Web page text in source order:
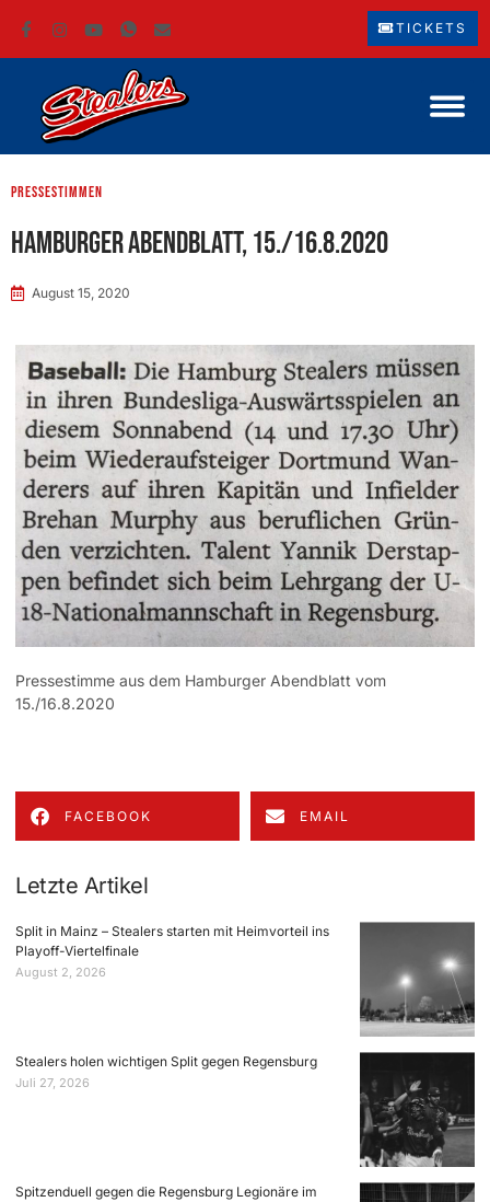
TICKETS
Pressestimmen
Hamburger Abendblatt, 15./16.8.2020
August 15, 2020
Pressestimme aus dem Hamburger Abendblatt vom
15./16.8.2020
FACEBOOK EMAIL
Letzte Artikel
Split in Mainz – Stealers starten mit Heimvorteil ins
Playoff-Viertelfinale
August 2, 2026
Stealers holen wichtigen Split gegen Regensburg
Juli 27, 2026
Spitzenduell gegen die Regensburg Legionäre im